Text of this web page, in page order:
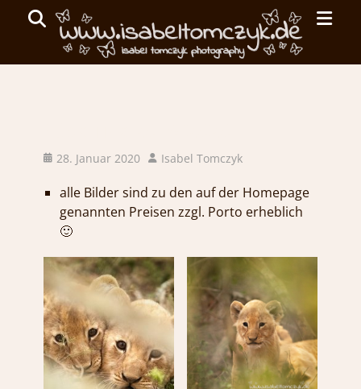
PHOTOGRAPHY
emotionale
Fotografie
Menu
Search
Posted
28. Januar 2020 Author
Isabel Tomczyk
alle Bilder sind zu den auf der Homepage
genannten Preisen zzgl. Porto erheblich
🙂